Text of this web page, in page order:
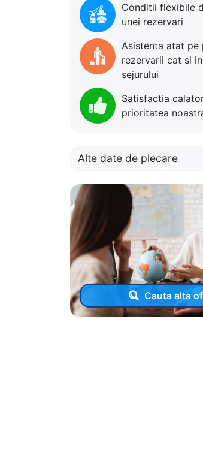
Conditii flexibile
unei rezervari
Asistenta atat pe
rezervarii cat si
sejurului
Satisfactia
prioritatea
Alte date de plecare
Cauta alta